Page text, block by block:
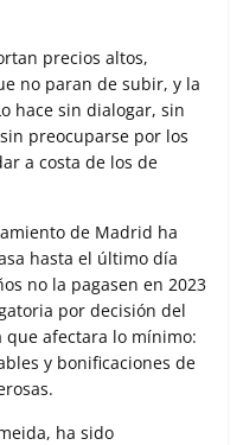
precios altos,
no paran de subir, y la
hace sin dialogar, sin
preocuparse por los
a costa de los de
de Madrid ha
hasta el último día
no la pagasen en 2023
por decisión del
que afectara lo mínimo:
y bonificaciones de
ha sido